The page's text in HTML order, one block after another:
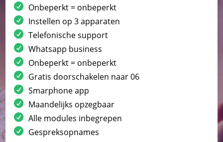
Onbeperkt = onbeperkt
Instellen op 3 apparaten
Telefonische support
Whatsapp business
Onbeperkt = onbeperkt
Gratis doorschakelen naar 06
Smarphone app
Maandelijks opzegbaar
Alle modules inbegrepen
Gespreksopnames